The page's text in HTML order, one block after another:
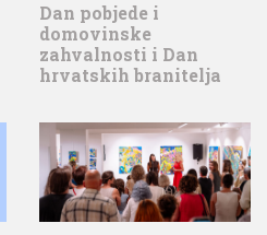
Dan pobjede i
domovinske
zahvalnosti i Dan
hrvatskih branitelja